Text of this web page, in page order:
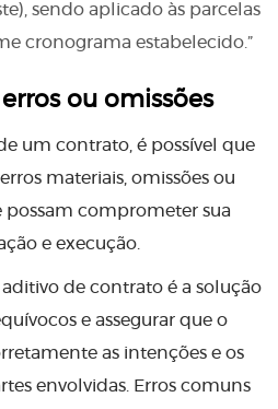
sendo aplicado às parcelas
cronograma estabelecido.”
ou omissões
um contrato, é possível que
materiais, omissões ou
possam comprometer sua
e execução.
aditivo de contrato é a solução
e assegurar que o
as intenções e os
envolvidas. Erros comuns